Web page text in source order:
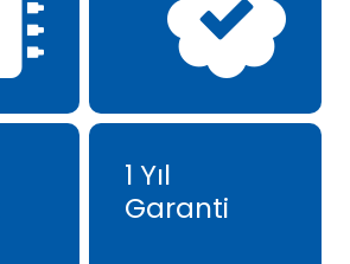
1 Yıl
Garanti